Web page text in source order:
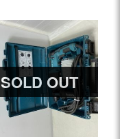
SOLD OUT